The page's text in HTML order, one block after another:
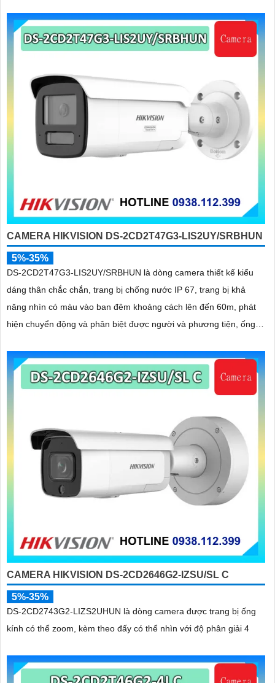
CAMERA HIKVISION DS-2CD2T47G3-LIS2UY/SRBHUN
5%-35%
DS-2CD2T47G3-LIS2UY/SRBHUN là dòng camera thiết kế kiểu
dáng thân chắc chắn, trang bị chống nước IP 67, trang bị khả
năng nhìn có màu vào ban đêm khoảng cách lên đến 60m, phát
hiện chuyển động và phân biệt được người và phương tiện, ống
CAMERA HIKVISION DS-2CD2646G2-IZSU/SL C
5%-35%
DS-2CD2743G2-LIZS2UHUN là dòng camera được trang bị ống
kính có thể zoom, kèm theo đấy có thể nhìn với độ phân giải 4